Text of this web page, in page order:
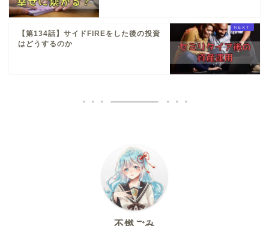
【第134話】サイドFIREをした後の投資
はどうするのか